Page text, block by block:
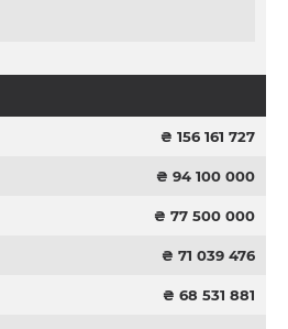
₴ 156 161 727
₴ 94 100 000
₴ 77 500 000
₴ 71 039 476
₴ 68 531 881